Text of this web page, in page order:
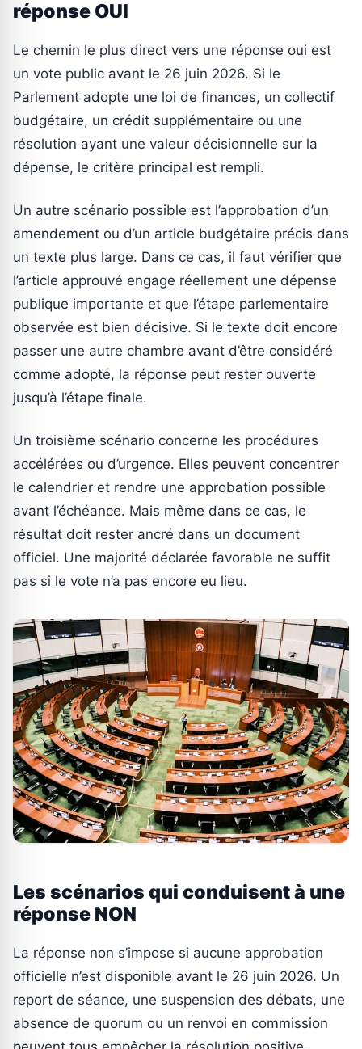
réponse OUI
Le chemin le plus direct vers une réponse oui est
un vote public avant le 26 juin 2026. Si le
Parlement adopte une loi de finances, un collectif
budgétaire, un crédit supplémentaire ou une
résolution ayant une valeur décisionnelle sur la
dépense, le critère principal est rempli.
Un autre scénario possible est l’approbation d’un
amendement ou d’un article budgétaire précis dans
un texte plus large. Dans ce cas, il faut vérifier que
l’article approuvé engage réellement une dépense
publique importante et que l’étape parlementaire
observée est bien décisive. Si le texte doit encore
passer une autre chambre avant d’être considéré
comme adopté, la réponse peut rester ouverte
jusqu’à l’étape finale.
Un troisième scénario concerne les procédures
accélérées ou d’urgence. Elles peuvent concentrer
le calendrier et rendre une approbation possible
avant l’échéance. Mais même dans ce cas, le
résultat doit rester ancré dans un document
officiel. Une majorité déclarée favorable ne suffit
pas si le vote n’a pas encore eu lieu.
Les scénarios qui conduisent à une
réponse NON
La réponse non s’impose si aucune approbation
officielle n’est disponible avant le 26 juin 2026. Un
report de séance, une suspension des débats, une
absence de quorum ou un renvoi en commission